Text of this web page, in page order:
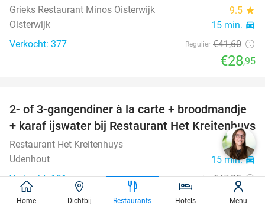
Grieks Restaurant Minos Oisterwijk
9.5 star
Oisterwijk 15 min. directions_car
Verkocht: 377 Regulier €41,60
€28,95
38%
2- of 3-gangendiner à la carte + broodmandje
+ karaf ijswater bij Restaurant Het Kreitenhuys
Restaurant Het Kreitenhuys 9.3star
Udenhout 15 min.directions_car
Verkocht: 191 Regulier €47,35
€29
Home Dichtbij Restaurants Hotels Menu